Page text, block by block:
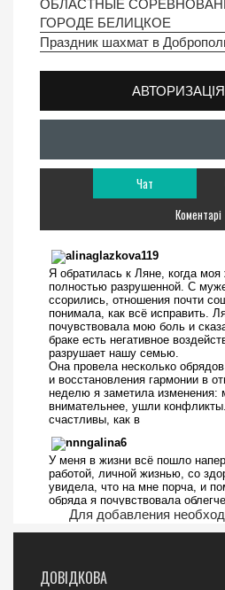
ОБЛАСТНЫЕ
ГОРОДЕ БЕЛИЦКОЕ
Праздник шахмат в
АВТОРИЗАЦІЯ
Чат
Коментарі
Для добавления
ДОВІДКОВА